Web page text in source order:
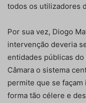
todos os utilizadores
Por sua vez, Diogo
intervenção deveria
entidades públicas
Câmara o sistema
permite que se
forma tão célere e